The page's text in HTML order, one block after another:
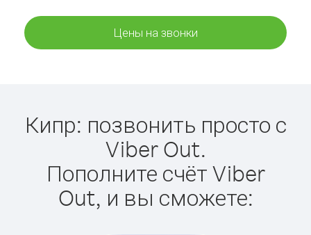
Цены на звонки
Кипр: позвонить просто с
Viber Out.
Пополните счёт Viber
Out, и вы сможете: